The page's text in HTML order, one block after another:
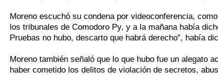
Moreno escuchó su condena por videoconferencia,
los tribunales de Comodoro Py, y a la mañana había
Pruebas no hubo, descarto que habrá derecho”, había
Moreno también señaló que lo que hubo fue un alegato
haber cometido los delitos de violación de secretos,